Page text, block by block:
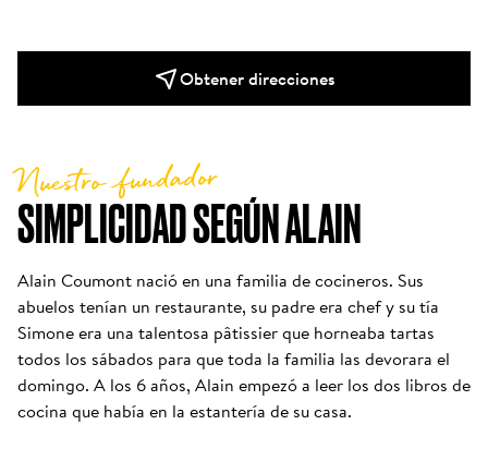
Obtener direcciones
SIMPLICIDAD SEGÚN ALAIN
Nuestro fundador
Alain Coumont nació en una familia de cocineros. Sus
abuelos tenían un restaurante, su padre era chef y su tía
Simone era una talentosa pâtissier que horneaba tartas
todos los sábados para que toda la familia las devorara el
domingo. A los 6 años, Alain empezó a leer los dos libros de
cocina que había en la estantería de su casa.